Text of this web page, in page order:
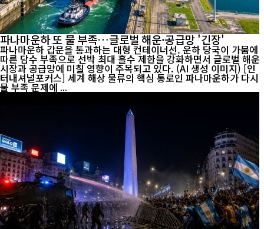
파나마운하 또 물 부족…글로벌 해운·공급망 '긴장'
파나마운하 갑문을 통과하는 대형 컨테이너선. 운하 당국이 가뭄에
따른 담수 부족으로 선박 최대 흘수 제한을 강화하면서 글로벌 해운
시장과 공급망에 미칠 영향이 주목되고 있다. (AI 생성 이미지) [인
터내셔널포커스] 세계 해상 물류의 핵심 통로인 파나마운하가 다시
물 부족 문제에 ...